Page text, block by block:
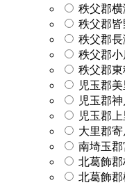
秩父郡
秩父郡
秩父郡
秩父郡
秩父郡
児玉郡
児玉郡
児玉郡
大里郡
南埼玉
北葛飾
北葛飾